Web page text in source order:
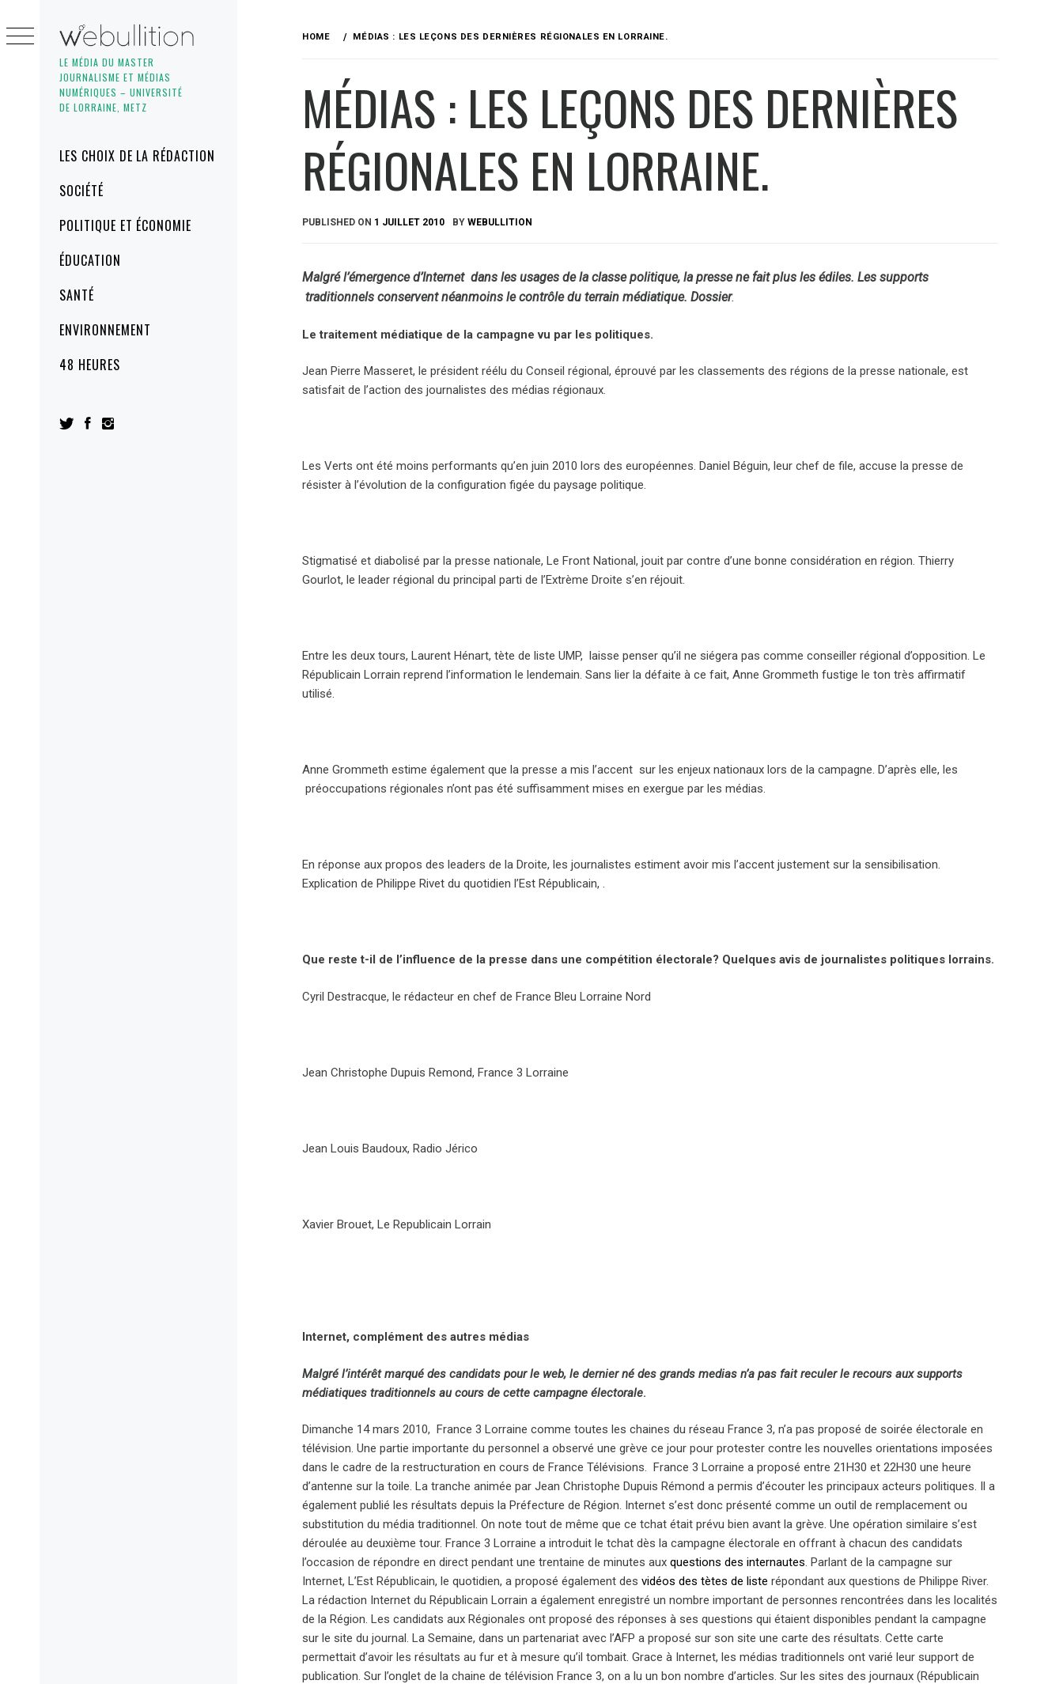
LE MÉDIA DU MASTER
JOURNALISME ET MÉDIAS
NUMÉRIQUES – UNIVERSITÉ
DE LORRAINE, METZ
MenuLES CHOIX DE LA RÉDACTION
SOCIÉTÉ
POLITIQUE ET ÉCONOMIE
ÉDUCATION
SANTÉ
ENVIRONNEMENT
48 HEURES
to
content
HOME MÉDIAS : LES LEÇONS DES DERNIÈRES RÉGIONALES EN LORRAINE.
MÉDIAS : LES LEÇONS DES DERNIÈRES
RÉGIONALES EN LORRAINE.
PUBLISHED ON 1 JUILLET 2010 BYWEBULLITION
Malgré l’émergence d’Internet dans les usages de la classe politique, la presse ne fait plus les édiles. Les supports
traditionnels conservent néanmoins le contrôle du terrain médiatique.Dossier.
Le traitement médiatique de la campagne vu par les politiques.
Jean Pierre Masseret, le président réélu du Conseil régional, éprouvé par les classements des régions de la presse nationale, est
satisfait de l’action des journalistes des médias régionaux.
Les Verts ont été moins performants qu’en juin 2010 lors des européennes. Daniel Béguin, leur chef de file, accuse la presse de
résister à l’évolution de la configuration figée du paysage politique.
Stigmatisé et diabolisé par la presse nationale, Le Front National, jouit par contre d’une bonne considération en région. Thierry
Gourlot, le leader régional du principal parti de l’Extrème Droite s’en réjouit.
Entre les deux tours, Laurent Hénart, tète de liste UMP, laisse penser qu’il ne siégera pas comme conseiller régional d’opposition. Le
Républicain Lorrain reprend l’information le lendemain. Sans lier la défaite à ce fait, Anne Grommeth fustige le ton très affirmatif
utilisé.
Anne Grommeth estime également que la presse a mis l’accent sur les enjeux nationaux lors de la campagne. D’après elle, les
préoccupations régionales n’ont pas été suffisamment mises en exergue par les médias.
En réponse aux propos des leaders de la Droite, les journalistes estiment avoir mis l’accent justement sur la sensibilisation.
Explication de Philippe Rivet du quotidien l’Est Républicain, .
Que reste t-il de l’influence de la presse dans une compétition électorale? Quelques avis de journalistes politiques lorrains.
Cyril Destracque, le rédacteur en chef de France Bleu Lorraine Nord
Jean Christophe Dupuis Remond, France 3 Lorraine
Jean Louis Baudoux, Radio Jérico
Xavier Brouet, Le Republicain Lorrain
Internet, complément des autres médias
Malgré l’intérêt marqué des candidats pour le web, le dernier né des grands medias n’a pas fait reculer le recours aux supports
médiatiques traditionnels au cours de cette campagne électorale.
Dimanche 14 mars 2010, France 3 Lorraine comme toutes les chaines du réseau France 3, n’a pas proposé de soirée électorale en
télévision. Une partie importante du personnel a observé une grève ce jour pour protester contre les nouvelles orientations imposées
dans le cadre de la restructuration en cours de France Télévisions. France 3 Lorraine a proposé entre 21H30 et 22H30 une heure
d’antenne sur la toile. La tranche animée par Jean Christophe Dupuis Rémond a permis d’écouter les principaux acteurs politiques. Il a
également publié les résultats depuis la Préfecture de Région. Internet s’est donc présenté comme un outil de remplacement ou
substitution du média traditionnel. On note tout de même que ce tchat était prévu bien avant la grève. Une opération similaire s’est
déroulée au deuxième tour. France 3 Lorraine a introduit le tchat dès la campagne électorale en offrant à chacun des candidats
l’occasion de répondre en direct pendant une trentaine de minutes auxquestions des internautes. Parlant de la campagne sur
Internet, L’Est Républicain, le quotidien, a proposé également desvidéos des tètes de liste répondant aux questions de Philippe River.
La rédaction Internet du Républicain Lorrain a également enregistré un nombre important de personnes rencontrées dans les localités
de la Région. Les candidats aux Régionales ont proposé des réponses à ses questions qui étaient disponibles pendant la campagne
sur le site du journal. La Semaine, dans un partenariat avec l’AFP a proposé sur son site une carte des résultats. Cette carte
permettait d’avoir les résultats au fur et à mesure qu’il tombait. Grace à Internet, les médias traditionnels ont varié leur support de
publication. Sur l’onglet de la chaine de télévision France 3, on a lu un bon nombre d’articles. Sur les sites des journaux (Républicain